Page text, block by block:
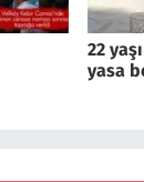
22
yasa